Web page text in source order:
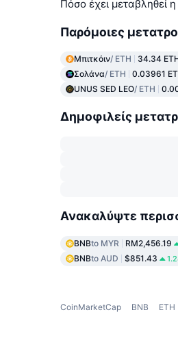
Πόσο έχει μεταβληθεί
Παρόμοιες
Μπιτκόιν/ ETH 34.34
Σολάνα/ ETH 0.03961
UNUS SED LEO/ ETH
Δημοφιλείς
Ανακαλύψτε
BNBto MYR RM2,456.19
BNBto AUD $851.43
CoinMarketCap BNB ETH